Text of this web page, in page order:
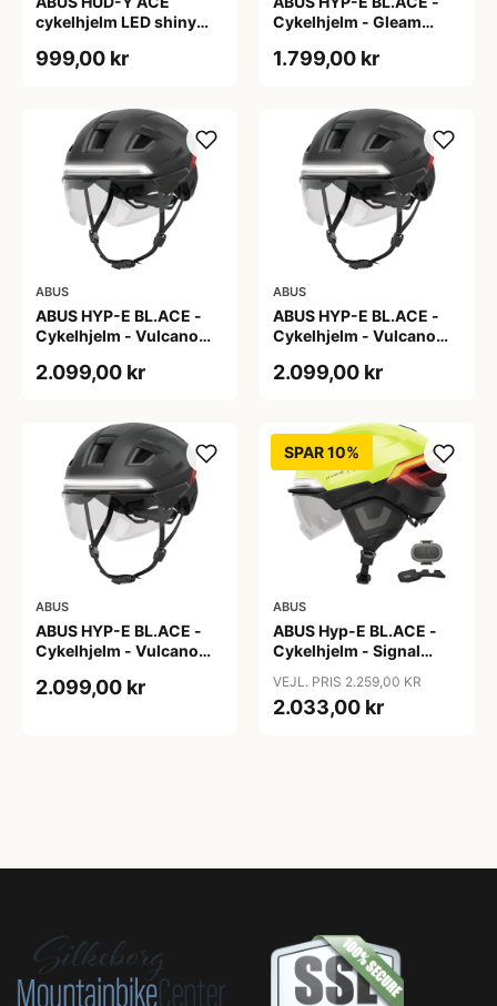
cykelhjelm LED shiny
999,00 kr
Cykelhjelm - Gleam
1.799,00 kr
ABUS
ABUS HYP-E BL.ACE -
Cykelhjelm - Vulcano
2.099,00 kr
ABUS
ABUS HYP-E BL.ACE -
Cykelhjelm - Vulcano
2.099,00 kr
ABUS
ABUS HYP-E BL.ACE -
Cykelhjelm - Vulcano
2.099,00 kr
SPAR 10%
ABUS
ABUS Hyp-E BL.ACE -
Cykelhjelm - Signal
VEJL. PRIS 2.259,00 KR
2.033,00 kr